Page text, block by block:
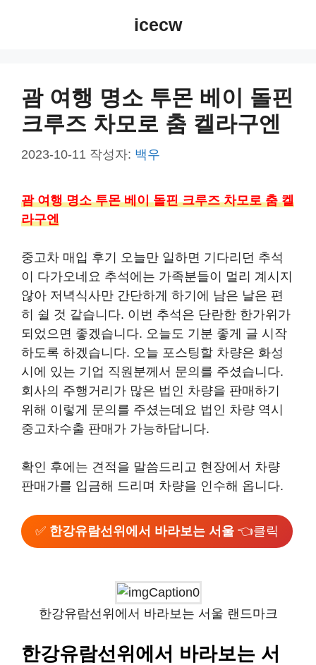
icecw
괌 여행 명소 투몬 베이 돌핀
크루즈 차모로 춤 켈라구엔
2023-10-11 작성자: 백우
괌 여행 명소 투몬 베이 돌핀 크루즈 차모로 춤 켈
라구엔
중고차 매입 후기 오늘만 일하면 기다리던 추석
이 다가오네요 추석에는 가족분들이 멀리 계시지
않아 저녁식사만 간단하게 하기에 남은 날은 편
히 쉴 것 같습니다. 이번 추석은 단란한 한가위가
되었으면 좋겠습니다. 오늘도 기분 좋게 글 시작
하도록 하겠습니다. 오늘 포스팅할 차량은 화성
시에 있는 기업 직원분께서 문의를 주셨습니다.
회사의 주행거리가 많은 법인 차량을 판매하기
위해 이렇게 문의를 주셨는데요 법인 차량 역시
중고차수출 판매가 가능하답니다.
확인 후에는 견적을 말씀드리고 현장에서 차량
판매가를 입금해 드리며 차량을 인수해 옵니다.
✅ 한강유람선위에서 바라보는 서울 👈클릭
한강유람선위에서 바라보는 서울 랜드마크
한강유람선위에서 바라보는 서